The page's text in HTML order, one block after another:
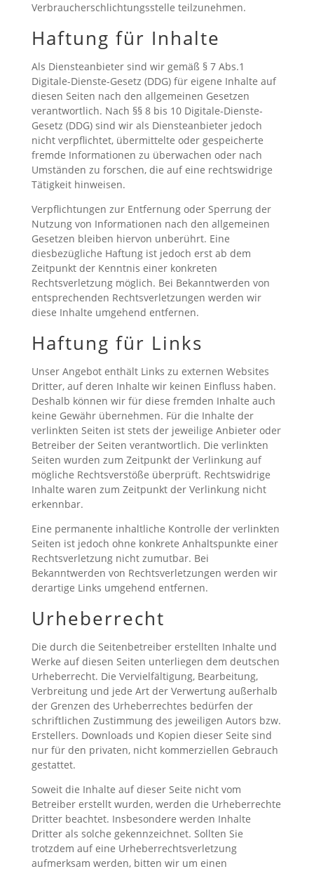
Verbraucherschlichtungsstelle teilzunehmen.
Haftung für Inhalte
Als Diensteanbieter sind wir gemäß § 7 Abs.1
Digitale-Dienste-Gesetz (DDG) für eigene Inhalte auf
diesen Seiten nach den allgemeinen Gesetzen
verantwortlich. Nach §§ 8 bis 10 Digitale-Dienste-
Gesetz (DDG) sind wir als Diensteanbieter jedoch
nicht verpflichtet, übermittelte oder gespeicherte
fremde Informationen zu überwachen oder nach
Umständen zu forschen, die auf eine rechtswidrige
Tätigkeit hinweisen.
Verpflichtungen zur Entfernung oder Sperrung der
Nutzung von Informationen nach den allgemeinen
Gesetzen bleiben hiervon unberührt. Eine
diesbezügliche Haftung ist jedoch erst ab dem
Zeitpunkt der Kenntnis einer konkreten
Rechtsverletzung möglich. Bei Bekanntwerden von
entsprechenden Rechtsverletzungen werden wir
diese Inhalte umgehend entfernen.
Haftung für Links
Unser Angebot enthält Links zu externen Websites
Dritter, auf deren Inhalte wir keinen Einfluss haben.
Deshalb können wir für diese fremden Inhalte auch
keine Gewähr übernehmen. Für die Inhalte der
verlinkten Seiten ist stets der jeweilige Anbieter oder
Betreiber der Seiten verantwortlich. Die verlinkten
Seiten wurden zum Zeitpunkt der Verlinkung auf
mögliche Rechtsverstöße überprüft. Rechtswidrige
Inhalte waren zum Zeitpunkt der Verlinkung nicht
erkennbar.
Eine permanente inhaltliche Kontrolle der verlinkten
Seiten ist jedoch ohne konkrete Anhaltspunkte einer
Rechtsverletzung nicht zumutbar. Bei
Bekanntwerden von Rechtsverletzungen werden wir
derartige Links umgehend entfernen.
Urheberrecht
Die durch die Seitenbetreiber erstellten Inhalte und
Werke auf diesen Seiten unterliegen dem deutschen
Urheberrecht. Die Vervielfältigung, Bearbeitung,
Verbreitung und jede Art der Verwertung außerhalb
der Grenzen des Urheberrechtes bedürfen der
schriftlichen Zustimmung des jeweiligen Autors bzw.
Erstellers. Downloads und Kopien dieser Seite sind
nur für den privaten, nicht kommerziellen Gebrauch
gestattet.
Soweit die Inhalte auf dieser Seite nicht vom
Betreiber erstellt wurden, werden die Urheberrechte
Dritter beachtet. Insbesondere werden Inhalte
Dritter als solche gekennzeichnet. Sollten Sie
trotzdem auf eine Urheberrechtsverletzung
aufmerksam werden, bitten wir um einen